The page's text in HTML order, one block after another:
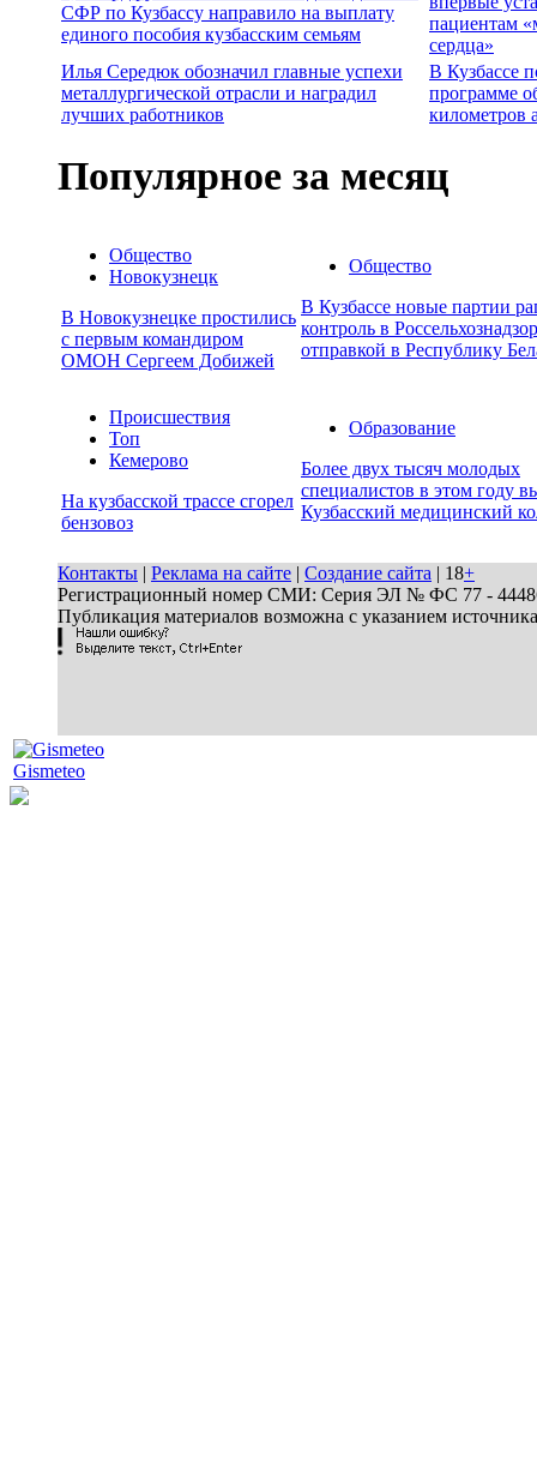
СФР по Кузбассу направило на выплату
единого пособия кузбасским семьям
пациентам
сердца»
Илья Середюк обозначил главные успехи
металлургической отрасли и наградил
лучших работников
В Кузбассе
программе
километров
Популярное за месяц
Общество
Новокузнецк
В Новокузнецке простились
с первым командиром
ОМОН Сергеем Добижей
Общество
В Кузбассе новые партии
контроль в
отправкой в Республику
Происшествия
Топ
Кемерово
На кузбасской трассе сгорел
бензовоз
Образование
Более двух тысяч молодых
специалистов в этом году
Кузбасский медицинский
Контакты | Реклама на сайте | Создание сайта | 18+
Регистрационный номер СМИ: Серия ЭЛ № ФС 77 - 44486
Публикация материалов возможна с указанием
Gismeteo